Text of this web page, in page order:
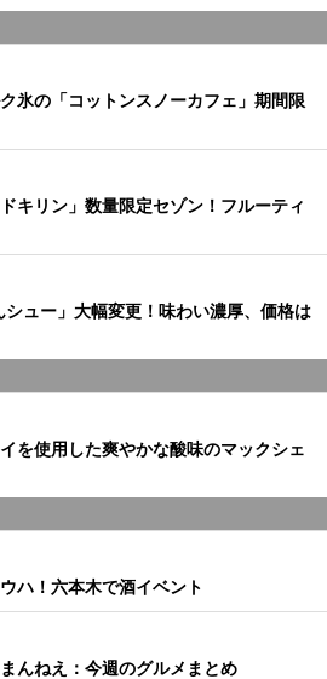
氷の「コットンスノーカフェ」期間限
キリン」数量限定セゾン！フルーティ
ュー」大幅変更！味わい濃厚、価格は
を使用した爽やかな酸味のマックシェ
ハ！六本木で酒イベント
んねえ：今週のグルメまとめ